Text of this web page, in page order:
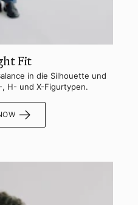
Fit
in die Silhouette und
H- und X-Figurtypen.